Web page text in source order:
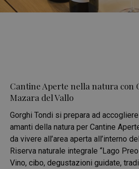
Cantine Aperte nella natura con
Mazara del Vallo
Gorghi Tondi si prepara ad
amanti della natura per Cantine
da vivere all’area aperta all’interno
Riserva naturale integrale “Lago
Vino, cibo, degustazioni guidate,